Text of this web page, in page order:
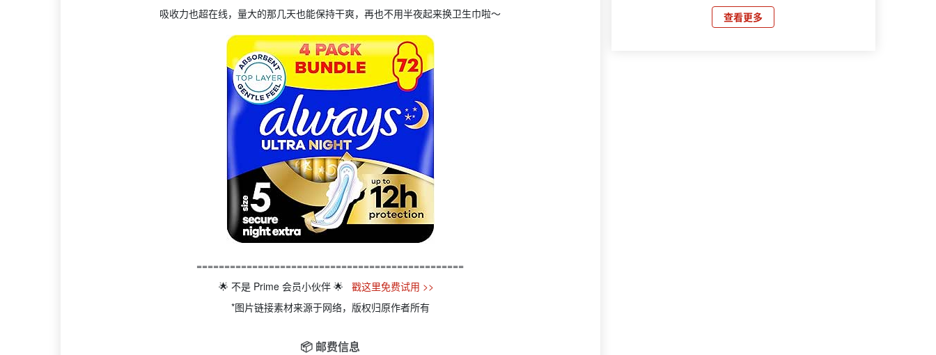
吸收力也超在线，量大的那几天也能保持干爽，再也不用半夜起来换卫生巾啦～
================================================
🌟 不是 Prime 会员小伙伴 🌟 戳这里免费试用 >>
*图片链接素材来源于网络，版权归原作者所有
📦 邮费信息
查看更多